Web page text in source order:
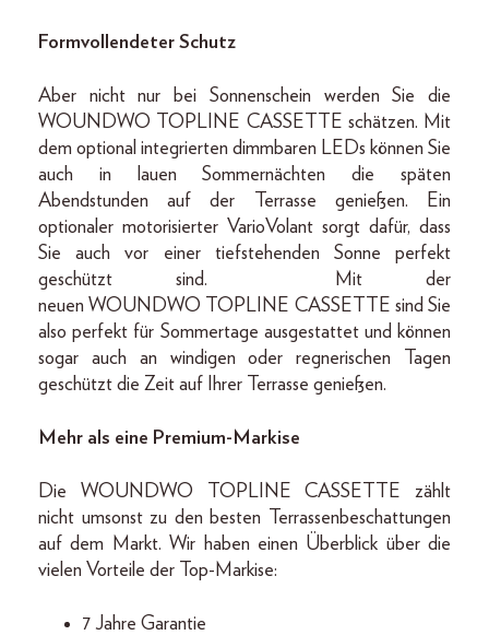
Formvollendeter Schutz
Aber nicht nur bei Sonnenschein werden Sie die
WOUNDWO TOPLINE CASSETTE schätzen. Mit
dem optional integrierten dimmbaren LEDs können Sie
auch in lauen Sommernächten die späten
Abendstunden auf der Terrasse genießen. Ein
optionaler motorisierter VarioVolant sorgt dafür, dass
Sie auch vor einer tiefstehenden Sonne perfekt
geschützt sind. Mit der
neuen WOUNDWO TOPLINE CASSETTE sind Sie
also perfekt für Sommertage ausgestattet und können
sogar auch an windigen oder regnerischen Tagen
geschützt die Zeit auf Ihrer Terrasse genießen.
Mehr als eine Premium-Markise
Die WOUNDWO TOPLINE CASSETTE zählt
nicht umsonst zu den besten Terrassenbeschattungen
auf dem Markt. Wir haben einen Überblick über die
vielen Vorteile der Top-Markise:
7 Jahre Garantie